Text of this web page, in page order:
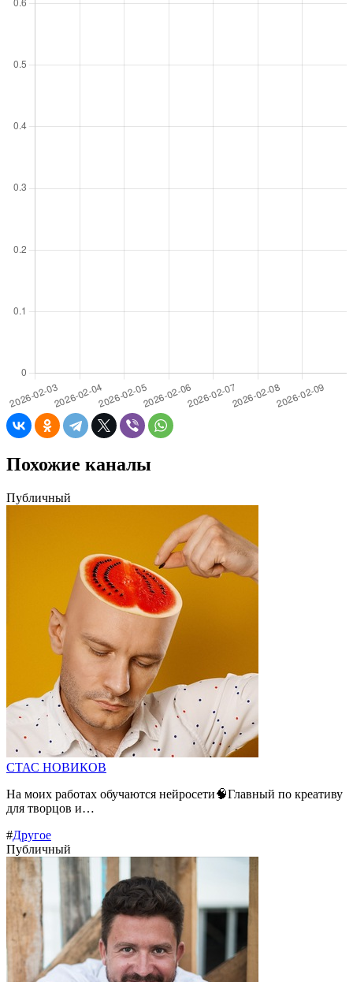
Похожие каналы
Публичный
СТАС НОВИКОВ
На моих работах обучаются нейросети🧠Главный по креативу
для творцов и…
#Другое
Публичный